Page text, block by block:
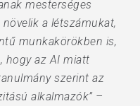
mesterséges
a létszámukat,
munkakörökben is,
hogy az AI miatt
szerint az
alkalmazók” –